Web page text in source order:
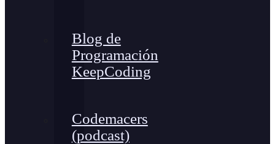
Blog de
Programación
KeepCoding
Codemacers
(podcast)